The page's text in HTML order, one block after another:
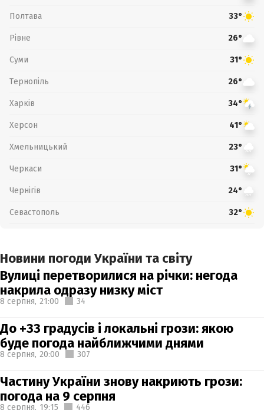
Полтава 33°
Рівне 26°
Суми 31°
Тернопіль 26°
Харків 34°
Херсон 41°
Хмельницький 23°
Черкаси 31°
Чернігів 24°
Севастополь 32°
Новини погоди України та світу
Вулиці перетворилися на річки: негода
накрила одразу низку міст
8 серпня, 21:00 34
До +33 градусів і локальні грози: якою
буде погода найближчими днями
8 серпня, 20:00 307
Частину України знову накриють грози:
погода на 9 серпня
8 серпня, 19:15 446